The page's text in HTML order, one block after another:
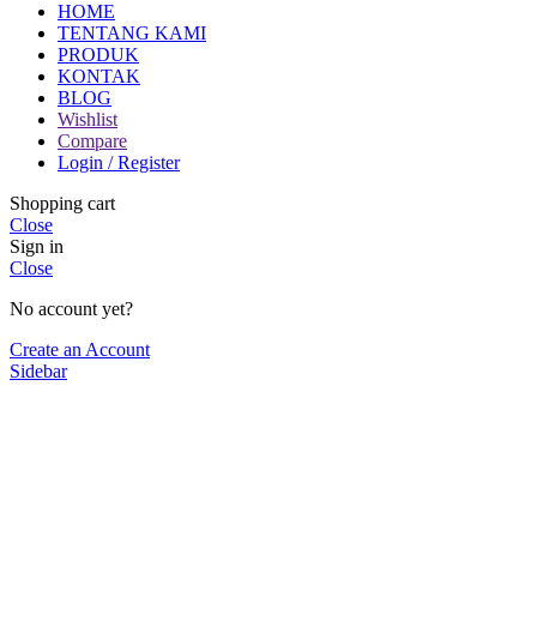
HOME
TENTANG KAMI
PRODUK
KONTAK
BLOG
Wishlist
Compare
Login / Register
Shopping cart
Close
Sign in
Close
No account yet?
Create an Account
Sidebar